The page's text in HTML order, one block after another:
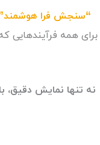
“سنجش فرا
برای همه فرآیندهایی
نه تنها نمایش دقیق،